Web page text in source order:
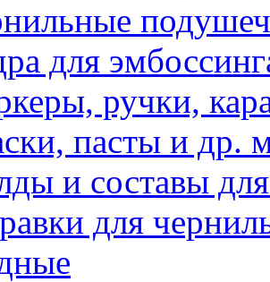
для
ручки,
пасты и др.
и составы
для